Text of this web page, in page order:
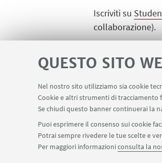
QUESTO SITO
Nel nostro sito utilizziamo sia cookie
Cookie e altri strumenti di tracciamento
Se chiudi questo banner continuerai la
Puoi esprimere il consenso sui cookie
Potrai sempre rivedere le tue scelte e
Per maggiori informazioniconsulta la
Iscriviti su
collaborazione).
IN